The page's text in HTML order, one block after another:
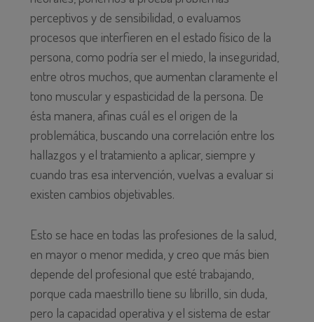
perceptivos y de sensibilidad, o evaluamos
procesos que interfieren en el estado físico de la
persona, como podría ser el miedo, la inseguridad,
entre otros muchos, que aumentan claramente el
tono muscular y espasticidad de la persona. De
ésta manera, afinas cuál es el origen de la
problemática, buscando una correlación entre los
hallazgos y el tratamiento a aplicar, siempre y
cuando tras esa intervención, vuelvas a evaluar si
existen cambios objetivables.
Esto se hace en todas las profesiones de la salud,
en mayor o menor medida, y creo que más bien
depende del profesional que esté trabajando,
porque cada maestrillo tiene su librillo, sin duda,
pero la capacidad operativa y el sistema de estar